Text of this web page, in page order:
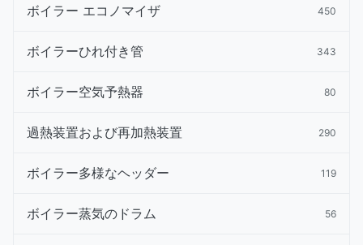
ボイラー エコノマイザ 450
ボイラーひれ付き管 343
ボイラー空気予熱器 80
過熱装置および再加熱装置 290
ボイラー多様なヘッダー 119
ボイラー蒸気のドラム 56